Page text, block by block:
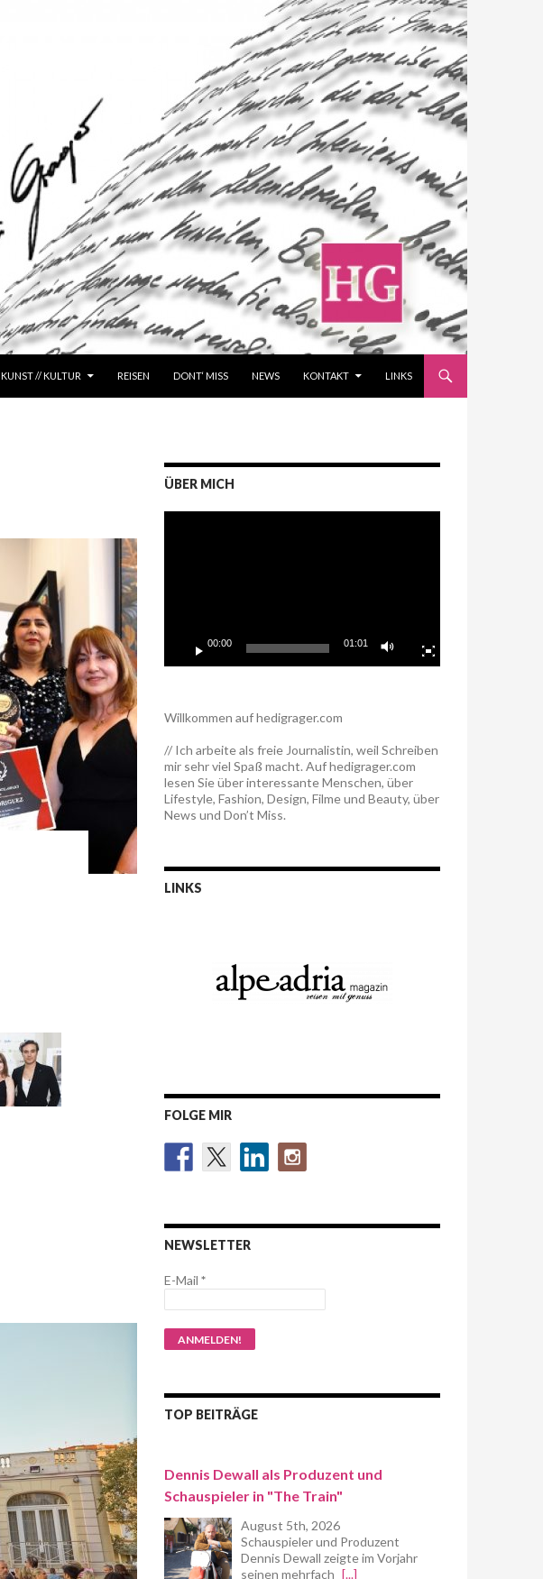
KUNST // KULTUR REISEN DONT‘ MISS NEWS KONTAKT LINKS
ÜBER MICH
00:00 01:01
Willkommen auf hedigrager.com
// Ich arbeite als freie Journalistin, weil Schreiben
mir sehr viel Spaß macht. Auf hedigrager.com
lesen Sie über interessante Menschen, über
Lifestyle, Fashion, Design, Filme und Beauty, über
News und Don’t Miss.
LINKS
FOLGE MIR
NEWSLETTER
E-Mail *
TOP BEITRÄGE
Dennis Dewall als Produzent und
Schauspieler in "The Train"
August 5th, 2026
Schauspieler und Produzent
Dennis Dewall zeigte im Vorjahr
seinen mehrfach [...]